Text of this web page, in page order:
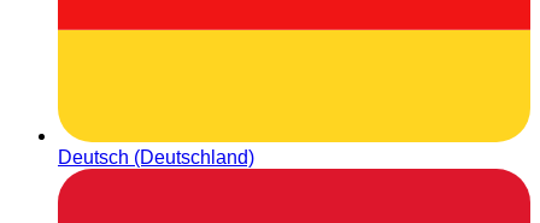
Deutsch (Deutschland)